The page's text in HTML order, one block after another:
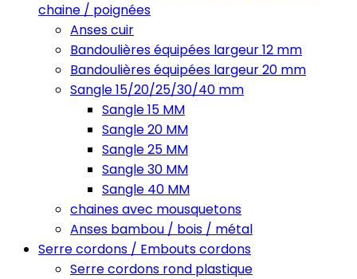
chaine / poignées
Anses cuir
Bandoulières équipées largeur 12 mm
Bandoulières équipées largeur 20 mm
Sangle 15/20/25/30/40 mm
Sangle 15 MM
Sangle 20 MM
Sangle 25 MM
Sangle 30 MM
Sangle 40 MM
chaines avec mousquetons
Anses bambou / bois / métal
Serre cordons / Embouts cordons
Serre cordons rond plastique